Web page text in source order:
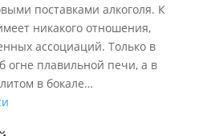
поставками алкоголя. К
никакого отношения,
ассоциаций. Только в
огне плавильной печи, а в
в бокале…